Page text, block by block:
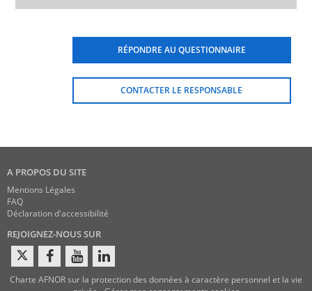
RÉPONDRE AU QUESTIONNAIRE
CONTACTER LE RESPONSABLE
A PROPOS DU SITE
Mentions Légales
FAQ
Déclaration d'accessibilité
REJOIGNEZ-NOUS SUR
Charte AFNOR sur la protection des données à caractère personnel et la vie